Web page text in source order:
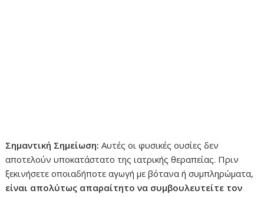
Σημαντική Σημείωση: Αυτές οι φυσικές ουσίες δεν
αποτελούν υποκατάστατο της ιατρικής θεραπείας. Πριν
ξεκινήσετε οποιαδήποτε αγωγή με βότανα ή συμπληρώματα,
είναι απολύτως απαραίτητο να συμβουλευτείτε τον